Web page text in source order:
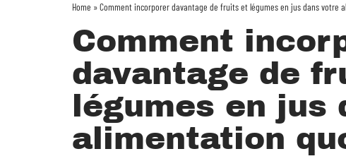
Home »Comment incorporer davantage de fruits et légumes en jus dans votre
Comment
davantage de
légumes en jus
alimentation